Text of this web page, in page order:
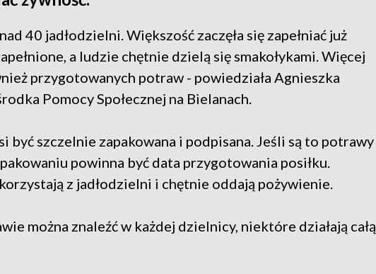
40 jadłodzielni. Większość zaczęła się zapełniać już
a ludzie chętnie dzielą się smakołykami. Więcej
przygotowanych potraw - powiedziała Agnieszka
Pomocy Społecznej na Bielanach.
być szczelnie zapakowana i podpisana. Jeśli są to potrawy
powinna być data przygotowania posiłku.
z jadłodzielni i chętnie oddają pożywienie.
można znaleźć w każdej dzielnicy, niektóre działają całą